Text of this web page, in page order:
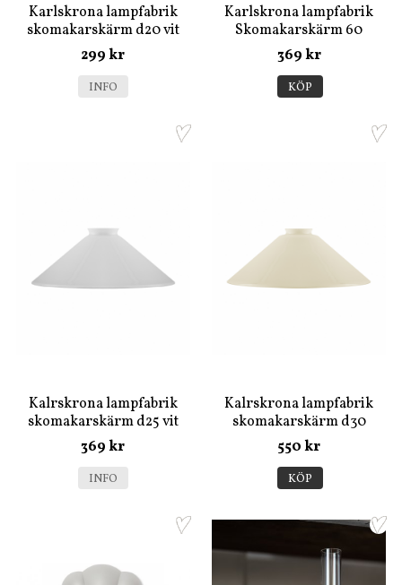
Karlskrona lampfabrik
skomakarskärm d20 vit
299 kr
INFO
Karlskrona lampfabrik
Skomakarskärm 60
/Dia250 (Benvit)
369 kr
KÖP
Kalrskrona lampfabrik
skomakarskärm d25 vit
369 kr
INFO
Kalrskrona lampfabrik
skomakarskärm d30
benvit
550 kr
KÖP